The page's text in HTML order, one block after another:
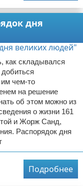
дня
как складывался
чем-то
на решение
об этом можно из
о жизни 161
и Жорж Санд,
Распорядок дня
Подробнее